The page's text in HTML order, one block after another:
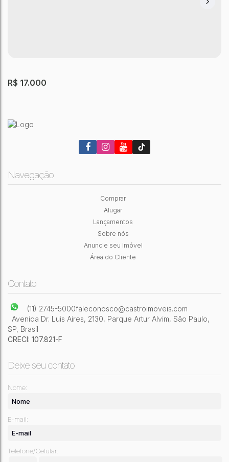
R$ 17.000
São Paulo,São Paulo
Navegação
Comprar
Alugar
Lançamentos
Sobre nós
Anuncie seu imóvel
Área do Cliente
Contato
(11) 2745-5000faleconosco@castroimoveis.com
Avenida Dr. Luis Aires, 2130, Parque Artur Alvim, São Paulo,
SP, Brasil
CRECI: 107.821-F
Deixe seu contato
Nome:
E-mail:
Telefone/Celular: